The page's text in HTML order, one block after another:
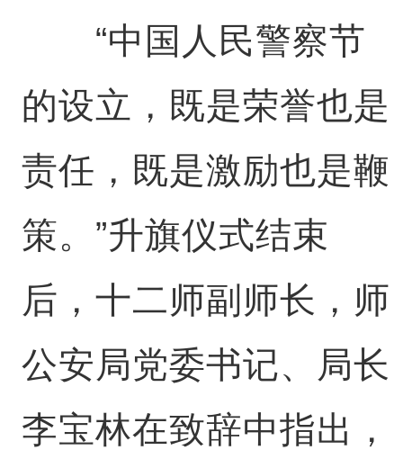
“中国人民警察节
的设立，既是荣誉也是
责任，既是激励也是鞭
策。”升旗仪式结束
后，十二师副师长，师
公安局党委书记、局长
李宝林在致辞中指出，